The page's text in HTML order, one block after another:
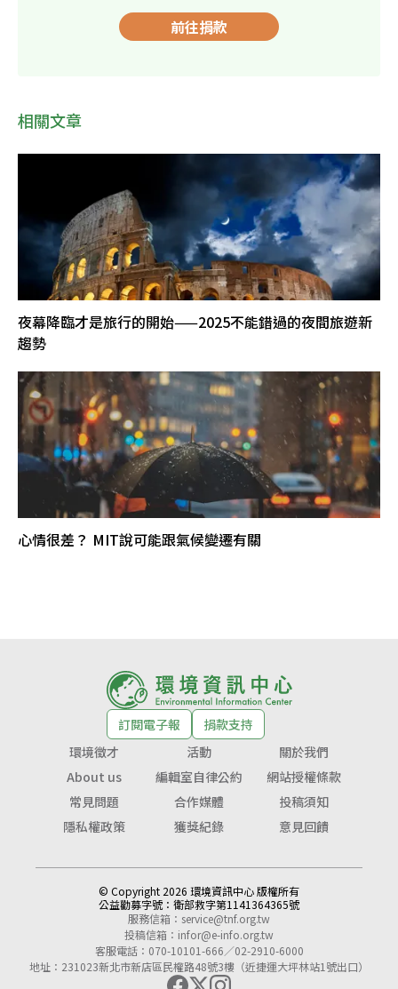
前往捐款
相關文章
夜幕降臨才是旅行的開始——2025不能錯過的夜間旅遊新
趨勢
心情很差？ MIT說可能跟氣候變遷有關
訂閱電子報
捐款支持
環境徵才
活動
關於我們
About us
編輯室自律公約
網站授權條款
常見問題
合作媒體
投稿須知
隱私權政策
獲獎紀錄 意見回饋
© Copyright 2026 環境資訊中心 版權所有
公益勸募字號： 衛部救字第1141364365號
服務信箱： service@tnf.org.tw
投稿信箱： infor@e-info.org.tw
客服電話：070-10101-666／02-2910-6000
地址：231023新北市新店區民權路48號3樓（近捷運大坪林站1號出口）